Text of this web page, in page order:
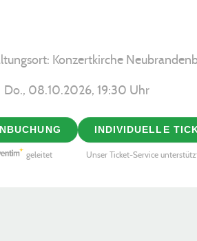
Konzertkirche
Do., 08.10.2026, ­19:30 Uhr
geleitet
INDIVIDUELLE
Unser Ticket-Service